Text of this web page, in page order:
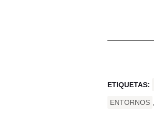
ETIQUETAS:
ENTORNOS